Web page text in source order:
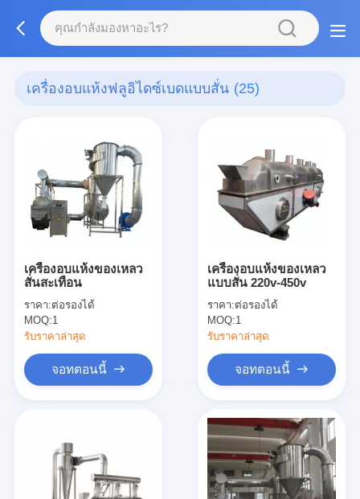
เครื่องอบแห้งฟลูอิไดซ์เบดแบบสั่น (25)
เครื่องอบแห้งของเหลว
สั่นสะเทือน
ราคา:ต่อรองได้
MOQ:1
รับราคาล่าสุด
จอทตอนนี้
เครื่องอบแห้งของเหลว
แบบสั่น 220v-450v
ราคา:ต่อรองได้
MOQ:1
รับราคาล่าสุด
จอทตอนนี้